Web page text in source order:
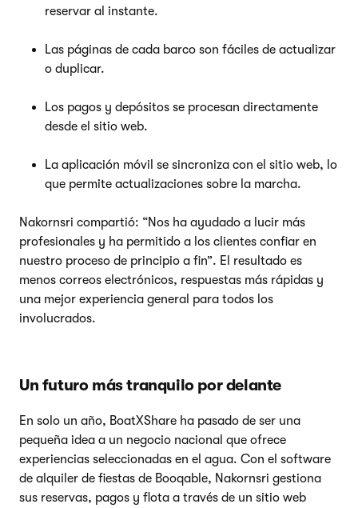
reservar al instante.
Las páginas de cada barco son fáciles de actualizar
o duplicar.
Los pagos y depósitos se procesan directamente
desde el sitio web.
La aplicación móvil se sincroniza con el sitio web, lo
que permite actualizaciones sobre la marcha.
Nakornsri compartió: “Nos ha ayudado a lucir más
profesionales y ha permitido a los clientes confiar en
nuestro proceso de principio a fin”. El resultado es
menos correos electrónicos, respuestas más rápidas y
una mejor experiencia general para todos los
involucrados.
Un futuro más tranquilo por delante
En solo un año, BoatXShare ha pasado de ser una
pequeña idea a un negocio nacional que ofrece
experiencias seleccionadas en el agua. Con el software
de alquiler de fiestas de Booqable, Nakornsri gestiona
sus reservas, pagos y flota a través de un sitio web